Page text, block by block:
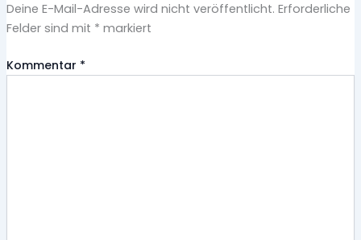
Deine E-Mail-Adresse wird nicht veröffentlicht. Erforderliche
Felder sind mit * markiert
Kommentar *